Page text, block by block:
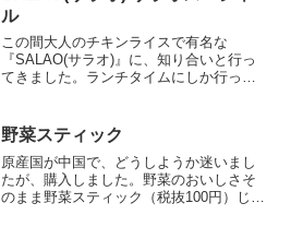
食べられるのが良いのでし...
ル
この間大人のチキンライスで有名な
『SALAO(サラオ)』に、知り合いと行っ
てきました。ランチタイムにしか行った
（￥2,100)」を頼みました。「前菜盛
り」「鶏白レバーのテリ...
野菜スティック
原産国が中国で、どうしようか迷いまし
たが、購入しました。野菜のおいしさそ
のまま野菜スティック（税抜100円）じゃ